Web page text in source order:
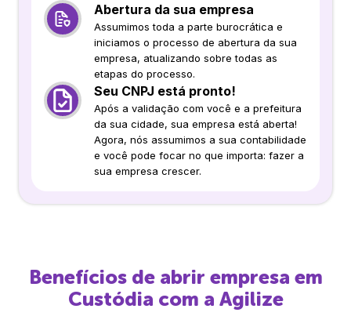
Abertura da sua empresa
Assumimos toda a parte burocrática e
iniciamos o processo de abertura da sua
empresa, atualizando sobre todas as
etapas do processo.
Seu CNPJ está pronto!
Após a validação com você e a prefeitura
da sua cidade, sua empresa está aberta!
Agora, nós assumimos a sua contabilidade
e você pode focar no que importa: fazer a
sua empresa crescer.
Benefícios de abrir empresa em
Custódia com a Agilize